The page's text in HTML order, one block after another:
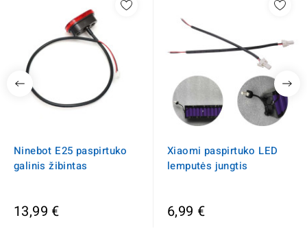
Ninebot E25 paspirtuko
galinis žibintas
13,99 €
Xiaomi paspirtuko LED
lemputės jungtis
6,99 €